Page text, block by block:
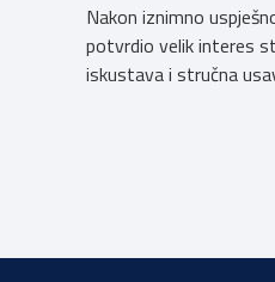
Nakon iznimno
potvrdio velik interes
iskustava i stručna